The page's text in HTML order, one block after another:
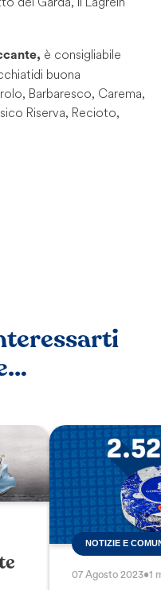
è consigliabile
di buona
Barbaresco, Carema,
Riserva, Recioto,
NOTIZIE E
07 Agosto 2023•1